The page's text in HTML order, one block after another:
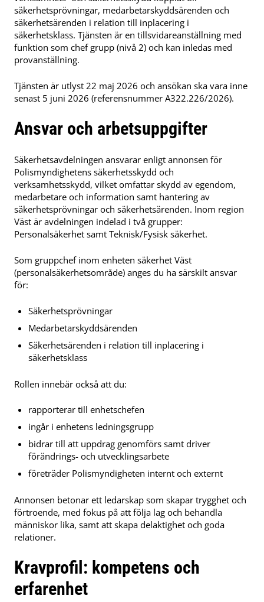
säkerhetsprövningar, medarbetarskyddsärenden och
säkerhetsärenden i relation till inplacering i
säkerhetsklass. Tjänsten är en tillsvidareanställning med
funktion som chef grupp (nivå 2) och kan inledas med
provanställning.
Tjänsten är utlyst 22 maj 2026 och ansökan ska vara inne
senast 5 juni 2026 (referensnummer A322.226/2026).
Ansvar och arbetsuppgifter
Säkerhetsavdelningen ansvarar enligt annonsen för
Polismyndighetens säkerhetsskydd och
verksamhetsskydd, vilket omfattar skydd av egendom,
medarbetare och information samt hantering av
säkerhetsprövningar och säkerhetsärenden. Inom region
Väst är avdelningen indelad i två grupper:
Personalsäkerhet samt Teknisk/Fysisk säkerhet.
Som gruppchef inom enheten säkerhet Väst
(personalsäkerhetsområde) anges du ha särskilt ansvar
för:
Säkerhetsprövningar
Medarbetarskyddsärenden
Säkerhetsärenden i relation till inplacering i
säkerhetsklass
Rollen innebär också att du:
rapporterar till enhetschefen
ingår i enhetens ledningsgrupp
bidrar till att uppdrag genomförs samt driver
förändrings- och utvecklingsarbete
företräder Polismyndigheten internt och externt
Annonsen betonar ett ledarskap som skapar trygghet och
förtroende, med fokus på att följa lag och behandla
människor lika, samt att skapa delaktighet och goda
relationer.
Kravprofil: kompetens och
erfarenhet